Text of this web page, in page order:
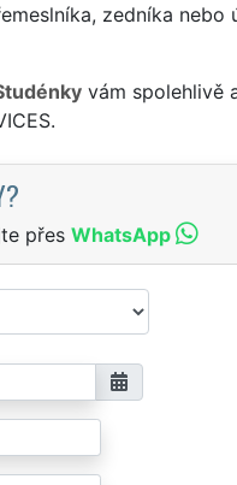
zedníka
vám spolehlivě
přes WhatsApp